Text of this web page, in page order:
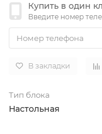
Купить в один
Введите номер
В закладки
Тип блока
Настольная